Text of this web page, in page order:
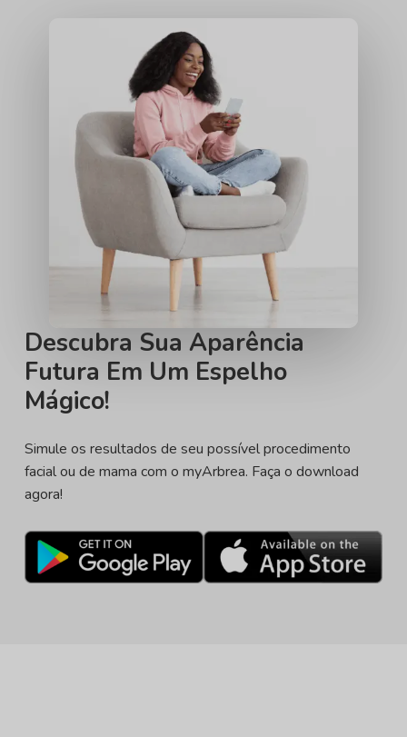
Descubra Sua Aparência
Futura Em Um Espelho
Mágico!
Simule os resultados de seu possível procedimento
facial ou de mama com o myArbrea. Faça o download
agora!